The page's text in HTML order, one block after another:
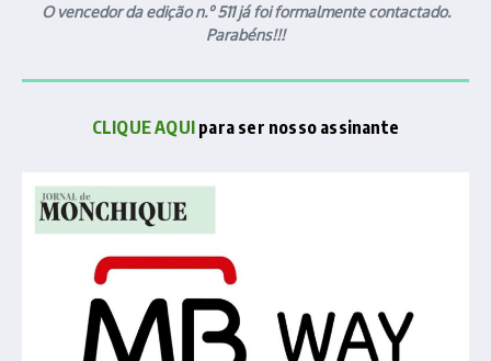
O vencedor da edição n.º 511 já foi formalmente contactado.
Parabéns!!!
CLIQUE AQUI para ser nosso assinante